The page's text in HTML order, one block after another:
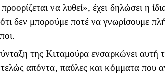
να λυθεί», έχει δηλώσει η
ότι δεν μπορούμε ποτέ να γνωρίσουμε
της Κιταμούρα ενσαρκώνει αυτή
απόντα, παύλες και κόμματα που